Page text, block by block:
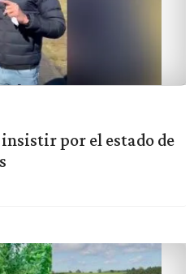
por el estado de